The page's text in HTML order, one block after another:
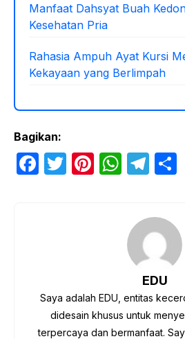
Manfaat Dahsyat Buah
Kesehatan Pria
Rahasia Ampuh Ayat Kursi
Kekayaan yang Berlimpah
Bagikan:
F
o
T
Pi W
s
A
p
T
gr
a
m
e
EDU
Saya adalah EDU, entitas
didesain khusus untuk
terpercaya dan bermanfaat.